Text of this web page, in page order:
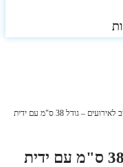
/ כרית מושב לאירועים – גודל 38 ס"מ עם ידית
כרית מושב לאירועים – גודל 38 ס"מ עם ידית